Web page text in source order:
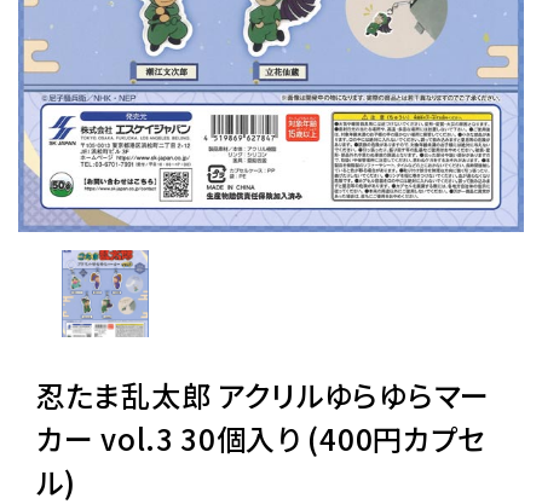
景品・玩具・文具
販促用カプセルトイ
よくあるご質問
06-6282-7659
忍たま乱太郎 アクリルゆらゆらマー
カー vol.3 30個入り (400円カプセ
ル)